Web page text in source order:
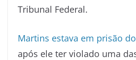
Tribunal Federal.
Martins estava em prisão
após ele ter violado uma